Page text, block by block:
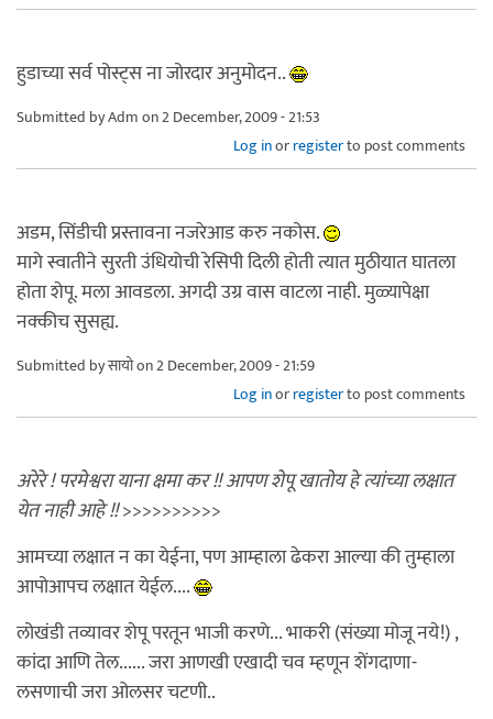
हुडाच्या सर्व पोस्ट्स ना जोरदार अनुमोदन..
Submitted byAdmon 2 December, 2009 - 21:53
Log inorregisterto post comments
अडम, सिंडीची प्रस्तावना नजरेआड करु नकोस.
मागे स्वातीने सुरती उंधियोची रेसिपी दिली होती त्यात मुठीयात घातला
होता शेपू. मला आवडला. अगदी उग्र वास वाटला नाही. मुळ्यापेक्षा
नक्कीच सुसह्य.
Submitted byसायोon 2 December, 2009 - 21:59
Log inorregisterto post comments
अरेरे ! परमेश्वरा याना क्षमा कर !! आपण शेपू खातोय हे त्यांच्या लक्षात
येत नाही आहे !!>>>>>>>>>>
आमच्या लक्षात न का येईना, पण आम्हाला ढेकरा आल्या की तुम्हाला
आपोआपच लक्षात येईल....
लोखंडी तव्यावर शेपू परतून भाजी करणे... भाकरी (संख्या मोजू नये!) ,
कांदा आणि तेल...... जरा आणखी एखादी चव म्हणून शेंगदाणा-
लसणाची जरा ओलसर चटणी..